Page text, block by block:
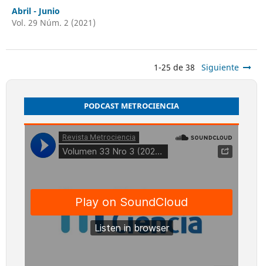
Abril - Junio
Vol. 29 Núm. 2 (2021)
1-25 de 38 Siguiente
PODCAST METROCIENCIA